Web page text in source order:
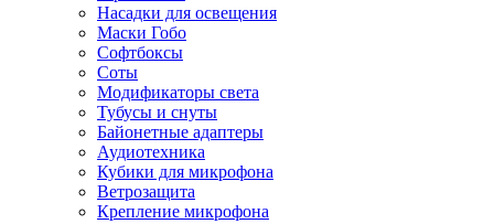
Насадки для освещения
Маски Гобо
Софтбоксы
Соты
Модификаторы света
Тубусы и снуты
Байонетные адаптеры
Аудиотехника
Кубики для микрофона
Ветрозащита
Крепление микрофона